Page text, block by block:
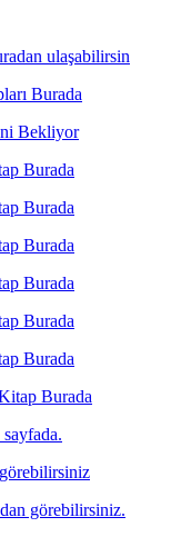
ulaşabilirsin
Burada
Bekliyor
Burada
Burada
Burada
Burada
Burada
Burada
Burada
görebilirsiniz.